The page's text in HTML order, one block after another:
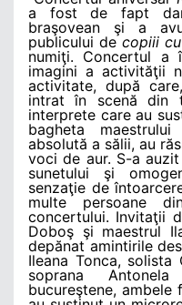
a fost de fapt
braşovean şi a
publicului de copiii
numiţi. Concertul a
imagini a activităţii
activitate, după
intrat în scenă din
interprete care au
bagheta
absolută a sălii, au
voci de aur. S-a
sunetului şi
senzaţie de
multe persoane
concertului. Invitaţii
Doboş şi maestrul
depănat amintirile
Ileana Tonca,
soprana
bucureştene, ambele